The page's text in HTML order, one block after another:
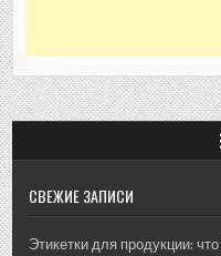
СВЕЖИЕ ЗАПИСИ
Этикетки для продукции: